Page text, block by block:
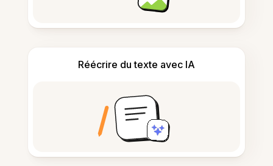
Réécrire du texte avec IA